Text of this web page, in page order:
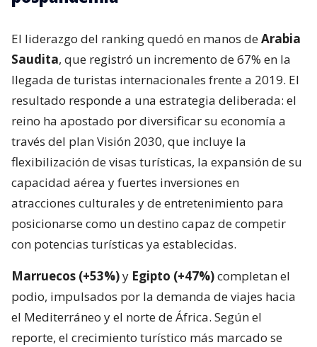
El liderazgo del ranking quedó en manos deArabia
Saudita, que registró un incremento de 67% en la
llegada de turistas internacionales frente a 2019. El
resultado responde a una estrategia deliberada: el
reino ha apostado por diversificar su economía a
través del plan Visión 2030, que incluye la
flexibilización de visas turísticas, la expansión de su
capacidad aérea y fuertes inversiones en
atracciones culturales y de entretenimiento para
posicionarse como un destino capaz de competir
con potencias turísticas ya establecidas.
Marruecos (+53%)y Egipto (+47%)completan el
podio, impulsados por la demanda de viajes hacia
el Mediterráneo y el norte de África. Según el
reporte, el crecimiento turístico más marcado se